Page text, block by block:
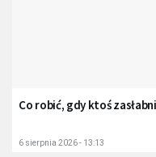
Co robić, gdy ktoś
6 sierpnia 2026 - 13:13